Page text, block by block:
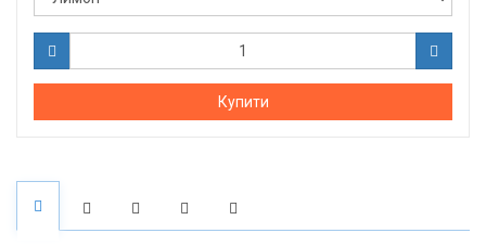
Купити